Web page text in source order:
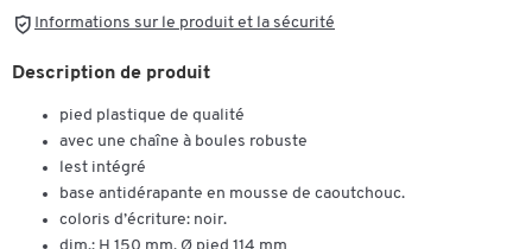
Informations sur le produit et la sécurité
Description de produit
pied plastique de qualité
avec une chaîne à boules robuste
lest intégré
base antidérapante en mousse de caoutchouc.
coloris d’écriture: noir.